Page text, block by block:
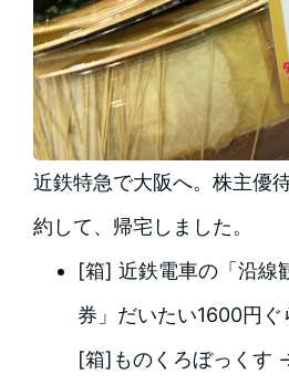
近鉄特急で大阪へ。株主優
約して、帰宅しました。
[箱] 近鉄電車の「沿線
券」だいたい1600円ぐ
[箱]ものくろぼっくす